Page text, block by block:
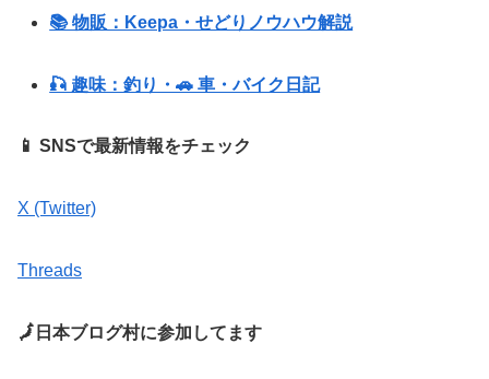
📚 物販：Keepa・せどりノウハウ解説
🎣 趣味：釣り・🚗 車・バイク日記
📱 SNSで最新情報をチェック
X (Twitter)
Threads
🗾日本ブログ村に参加してます